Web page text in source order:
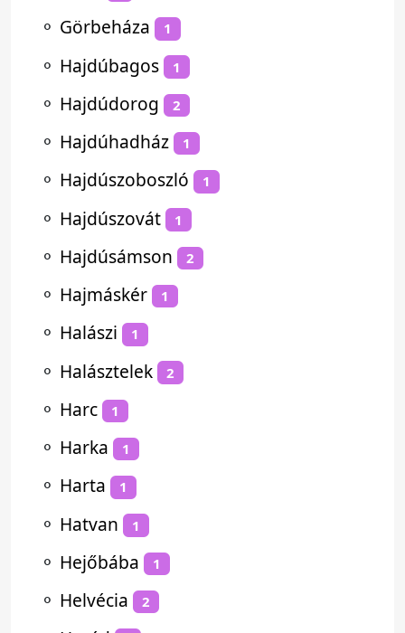
⚬ Görbeháza 1
⚬ Hajdúbagos 1
⚬ Hajdúdorog 2
⚬ Hajdúhadház 1
⚬ Hajdúszoboszló 1
⚬ Hajdúszovát 1
⚬ Hajdúsámson 2
⚬ Hajmáskér 1
⚬ Halászi 1
⚬ Halásztelek 2
⚬ Harc 1
⚬ Harka 1
⚬ Harta 1
⚬ Hatvan 1
⚬ Hejőbába 1
⚬ Helvécia 2